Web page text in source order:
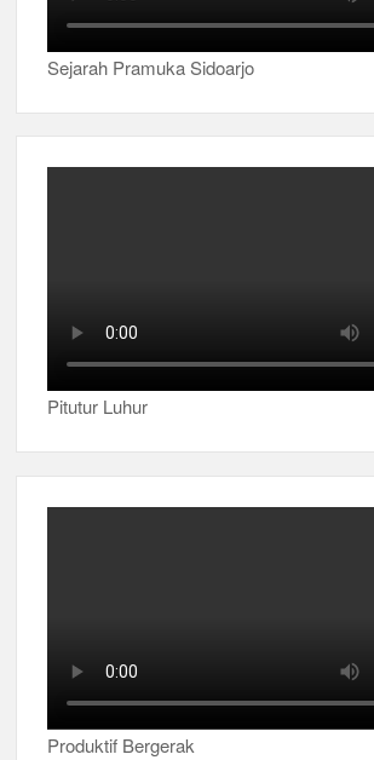
Sejarah Pramuka Sidoarjo
Pitutur Luhur
Produktif Bergerak